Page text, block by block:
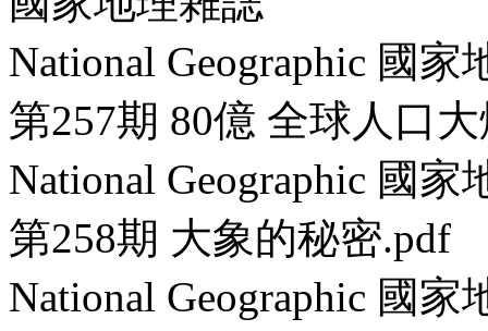
National Geographic 國
第257期 80億 全球人口
National Geographic 國
第258期 大象的秘密.pdf
National Geographic 國